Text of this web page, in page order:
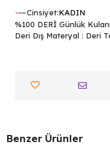
Cinsiyet:KADIN
%100 DERİ Günlük
Deri Dış Materyal : Deri
Benzer Ürünler